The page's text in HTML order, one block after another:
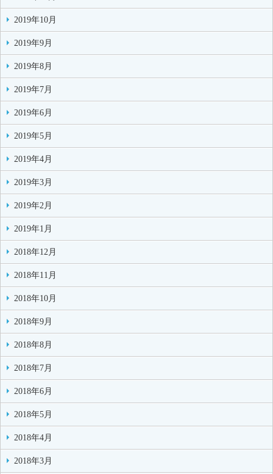
2019年10月
2019年9月
2019年8月
2019年7月
2019年6月
2019年5月
2019年4月
2019年3月
2019年2月
2019年1月
2018年12月
2018年11月
2018年10月
2018年9月
2018年8月
2018年7月
2018年6月
2018年5月
2018年4月
2018年3月